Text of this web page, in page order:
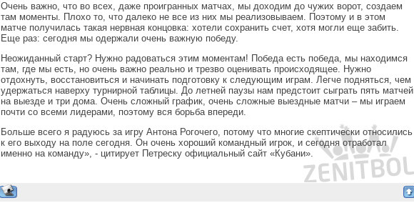
Очень важно, что во всех, даже проигранных матчах, мы доходим до чужих ворот, создаем
там моменты. Плохо то, что далеко не все из них мы реализовываем. Поэтому и в этом
матче получилась такая нервная концовка: хотели сохранить счет, хотя могли еще забить.
Еще раз: сегодня мы одержали очень важную победу.
Неожиданный старт? Нужно радоваться этим моментам! Победа есть победа, мы находимся
там, где мы есть, но очень важно реально и трезво оценивать происходящее. Нужно
отдохнуть, восстановиться и начинать подготовку к следующим играм. Легче подняться, чем
удержаться наверху турнирной таблицы. До летней паузы нам предстоит сыграть пять матчей
на выезде и три дома. Очень сложный график, очень сложные выездные матчи – мы играем
почти со всеми лидерами, поэтому вся борьба впереди.
Больше всего я радуюсь за игру Антона Рогочего, потому что многие скептически относились
к его выходу на поле сегодня. Он очень хороший командный игрок, и сегодня отработал
именно на команду», - цитирует Петреску официальный сайт «Кубани».